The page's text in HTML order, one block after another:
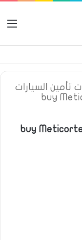
تأمين السيارات
buy
buy